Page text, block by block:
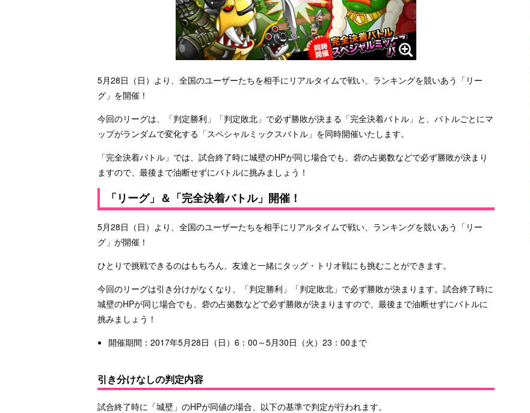
5月28日（日）より、全国のユーザーたちを相手にリアルタイムで戦い、ランキングを競いあう「リー
グ」を開催！
今回のリーグは、「判定勝利」「判定敗北」で必ず勝敗が決まる「完全決着バトル」と、バトルごとにマ
ップがランダムで変化する「スペシャルミックスバトル」を同時開催いたします。
「完全決着バトル」では、試合終了時に城壁のHPが同じ場合でも、砦の占拠数などで必ず勝敗が決まり
ますので、最後まで油断せずにバトルに挑みましょう！
「リーグ」＆「完全決着バトル」開催！
5月28日（日）より、全国のユーザーたちを相手にリアルタイムで戦い、ランキングを競いあう「リー
グ」が開催！
ひとりで挑戦できるのはもちろん、友達と一緒にタッグ・トリオ戦にも挑むことができます。
今回のリーグは引き分けがなくなり、「判定勝利」「判定敗北」で必ず勝敗が決まります。試合終了時に
城壁のHPが同じ場合でも、砦の占拠数などで必ず勝敗が決まりますので、最後まで油断せずにバトルに
挑みましょう！
開催期間：2017年5月28日（日）6：00～5月30日（火）23：00まで
引き分けなしの判定内容
試合終了時に「城壁」のHPが同値の場合、以下の基準で判定が行われます。